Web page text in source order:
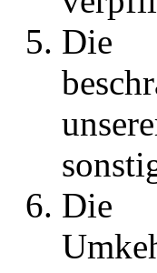
Die
Die